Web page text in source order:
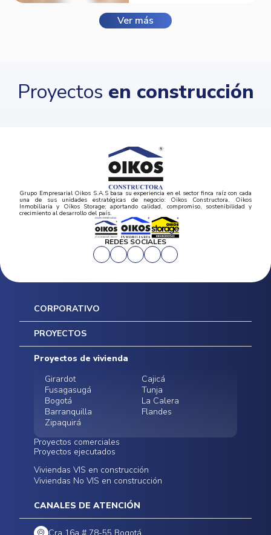
Ver más
Proyectos en construcción
Grupo Empresarial Oikos S.A.S basa su experiencia en el sector finca raíz con cada
una de sus unidades estratégicas de negocio: Oikos Constructora, Oikos
Inmobiliaria y Oikos Storage; aportando calidad, compromiso, sostenibilidad y
crecimiento al desarrollo del país.
REDES SOCIALES
CORPORATIVO
Inicio
Mapa del sitio
Postventas
Contratación Directa
Noticias
PROYECTOS
Proyectos de vivienda
Girardot
Cajicá
Fusagasugá
Tunja
Bogotá
La Calera
Barranquilla
Flandes
Zipaquirá
Proyectos comerciales
Funza
Infinitum Zentral
Bodegas - ALMAX
Centro Comercial
Proyectos ejecutados
Conoce nuestros
proyectos ejecutados
Viviendas VIS en construcción
Viviendas No VIS en construcción
CANALES DE ATENCIÓN